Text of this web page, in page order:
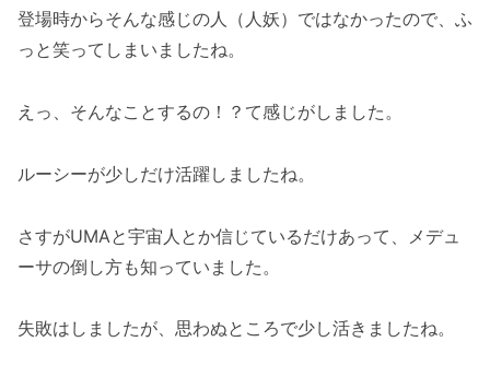
登場時からそんな感じの人（人妖）ではなかったので、ふ
っと笑ってしまいましたね。
えっ、そんなことするの！？て感じがしました。
ルーシーが少しだけ活躍しましたね。
さすがUMAと宇宙人とか信じているだけあって、メデュ
ーサの倒し方も知っていました。
失敗はしましたが、思わぬところで少し活きましたね。